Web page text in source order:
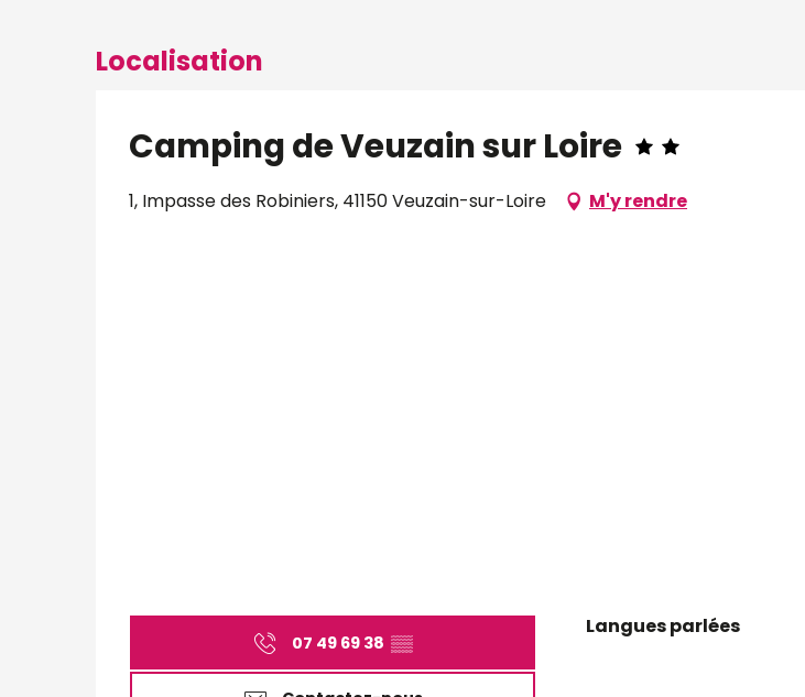
Localisation
Camping de Veuzain sur Loire
1, Impasse des Robiniers, 41150 Veuzain-sur-Loire M'y rendre
07 49 69 38 ▒▒
Langues parlées
Langues parlées